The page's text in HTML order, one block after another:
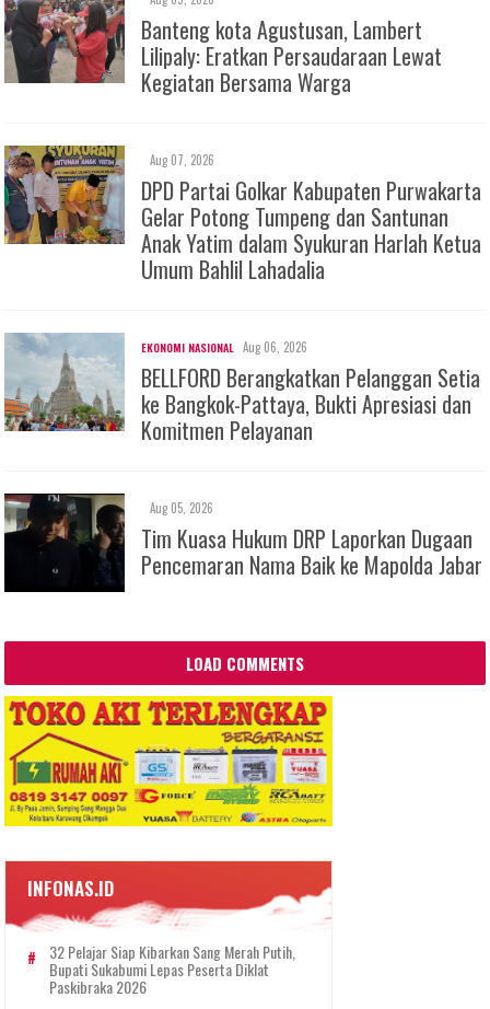
Banteng kota Agustusan, Lambert
Lilipaly: Eratkan Persaudaraan Lewat
Kegiatan Bersama Warga
Aug 07, 2026
DPD Partai Golkar Kabupaten Purwakarta
Gelar Potong Tumpeng dan Santunan
Anak Yatim dalam Syukuran Harlah Ketua
Umum Bahlil Lahadalia
EKONOMI NASIONAL Aug 06, 2026
BELLFORD Berangkatkan Pelanggan Setia
ke Bangkok-Pattaya, Bukti Apresiasi dan
Komitmen Pelayanan
Aug 05, 2026
Tim Kuasa Hukum DRP Laporkan Dugaan
Pencemaran Nama Baik ke Mapolda Jabar
LOAD COMMENTS
INFONAS.ID
32 Pelajar Siap Kibarkan Sang Merah Putih,
Bupati Sukabumi Lepas Peserta Diklat
Paskibraka 2026